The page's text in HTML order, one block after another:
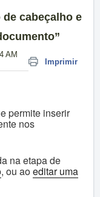
de cabeçalho e
Imprimir
AM
permite inserir
nos
na etapa de
, ou aoeditar uma